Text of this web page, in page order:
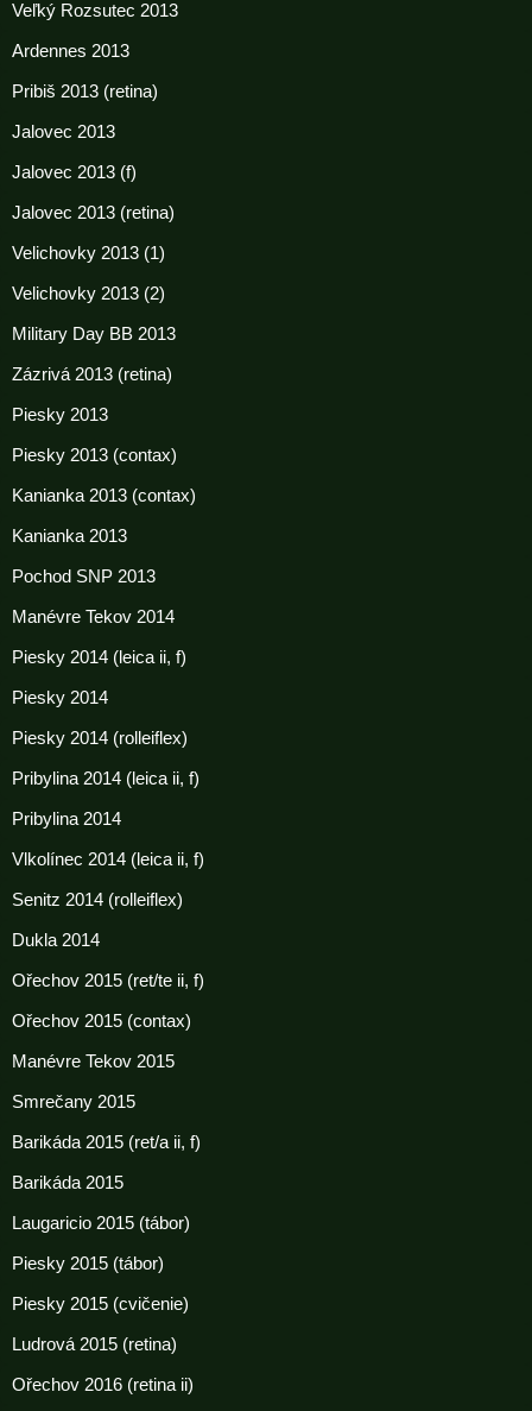
Veľký Rozsutec 2013
Ardennes 2013
Pribiš 2013 (retina)
Jalovec 2013
Jalovec 2013 (f)
Jalovec 2013 (retina)
Velichovky 2013 (1)
Velichovky 2013 (2)
Military Day BB 2013
Zázrivá 2013 (retina)
Piesky 2013
Piesky 2013 (contax)
Kanianka 2013 (contax)
Kanianka 2013
Pochod SNP 2013
Manévre Tekov 2014
Piesky 2014 (leica ii, f)
Piesky 2014
Piesky 2014 (rolleiflex)
Pribylina 2014 (leica ii, f)
Pribylina 2014
Vlkolínec 2014 (leica ii, f)
Senitz 2014 (rolleiflex)
Dukla 2014
Ořechov 2015 (ret/te ii, f)
Ořechov 2015 (contax)
Manévre Tekov 2015
Smrečany 2015
Barikáda 2015 (ret/a ii, f)
Barikáda 2015
Laugaricio 2015 (tábor)
Piesky 2015 (tábor)
Piesky 2015 (cvičenie)
Ludrová 2015 (retina)
Ořechov 2016 (retina ii)